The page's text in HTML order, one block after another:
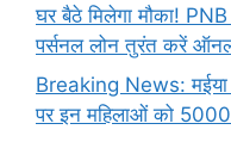
घर बैठे मिलेगा मौका!
पर्सनल लोन तुरंत करें
Breaking News: मईया
पर इन महिलाओं को